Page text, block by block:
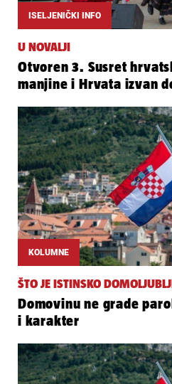
ISELJENIČKI INFO
U NOVALJI
Otvoren 3. Susret
manjine i Hrvata izvan
KOLUMNE
ŠTO JE ISTINSKO
Domovinu ne grade
i karakter